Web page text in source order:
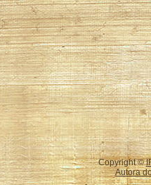
Copyright ©
Autora